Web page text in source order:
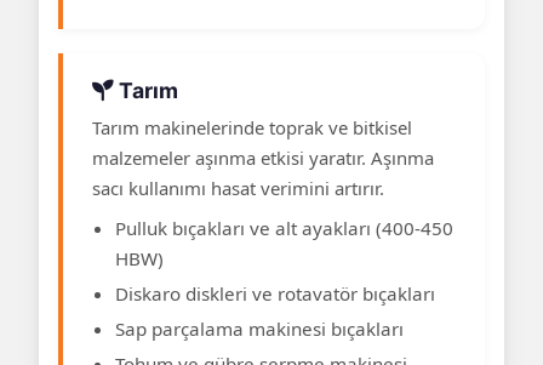
Tarım
Tarım makinelerinde toprak ve bitkisel
malzemeler aşınma etkisi yaratır. Aşınma
sacı kullanımı hasat verimini artırır.
Pulluk bıçakları ve alt ayakları (400-450
HBW)
Diskaro diskleri ve rotavatör bıçakları
Sap parçalama makinesi bıçakları